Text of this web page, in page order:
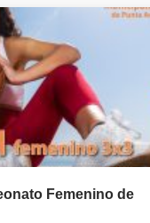
Femenino de